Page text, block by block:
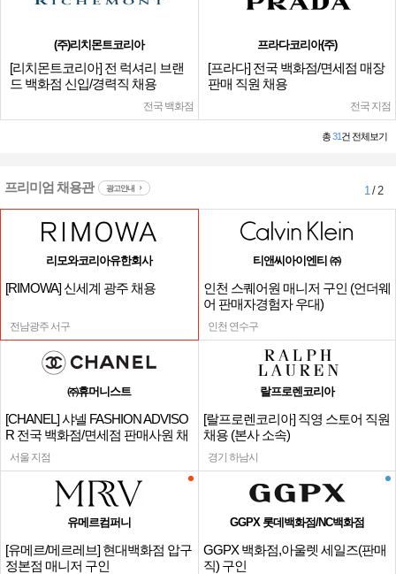
(주)리치몬트코리아
[리치몬트코리아] 전 럭셔리 브랜
드 백화점 신입/경력직 채용
전국 백화점
프라다코리아(주)
[프라다] 전국 백화점/면세점 매장
판매 직원 채용
전국 지점
총31건 전체보기
프리미엄 채용관 광고안내 1/ 2
리모와코리아유한회사
[RIMOWA] 신세계 광주 채용
전남광주 서구
티앤씨아이엔티 ㈜
인천 스퀘어원 매니저 구인 (언더웨
어 판매자경험자 우대)
인천 연수구
㈜휴머니스트
[CHANEL] 샤넬 FASHION ADVISO
R 전국 백화점/면세점 판매사원 채
용
서울 지점
랄프로렌코리아
[랄프로렌코리아] 직영 스토어 직원
채용 (본사 소속)
경기 하남시
유메르컴퍼니
[유메르/메르레브] 현대백화점 압구
정본점 매니저 구인
GGPX 롯데백화점/NC백화점
GGPX 백화점,아울렛 세일즈(판매
직) 구인